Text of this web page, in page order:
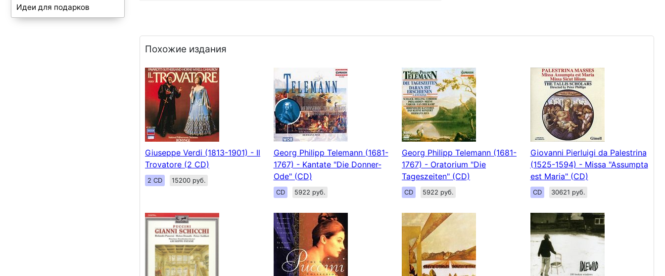
Идеи для подарков
Похожие издания
Giuseppe Verdi (1813-1901) - Il
Trovatore (2 CD)
2 CD 15200 руб.
Georg Philipp Telemann (1681-
1767) - Kantate "Die Donner-
Ode" (CD)
CD 5922 руб.
Georg Philipp Telemann (1681-
1767) - Oratorium "Die
Tageszeiten" (CD)
CD 5922 руб.
Giovanni Pierluigi da Palestrina
(1525-1594) - Missa "Assumpta
est Maria" (CD)
CD 30621 руб.